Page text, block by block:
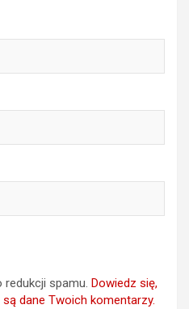
spamu. Dowiedz się,
dane Twoich komentarzy.